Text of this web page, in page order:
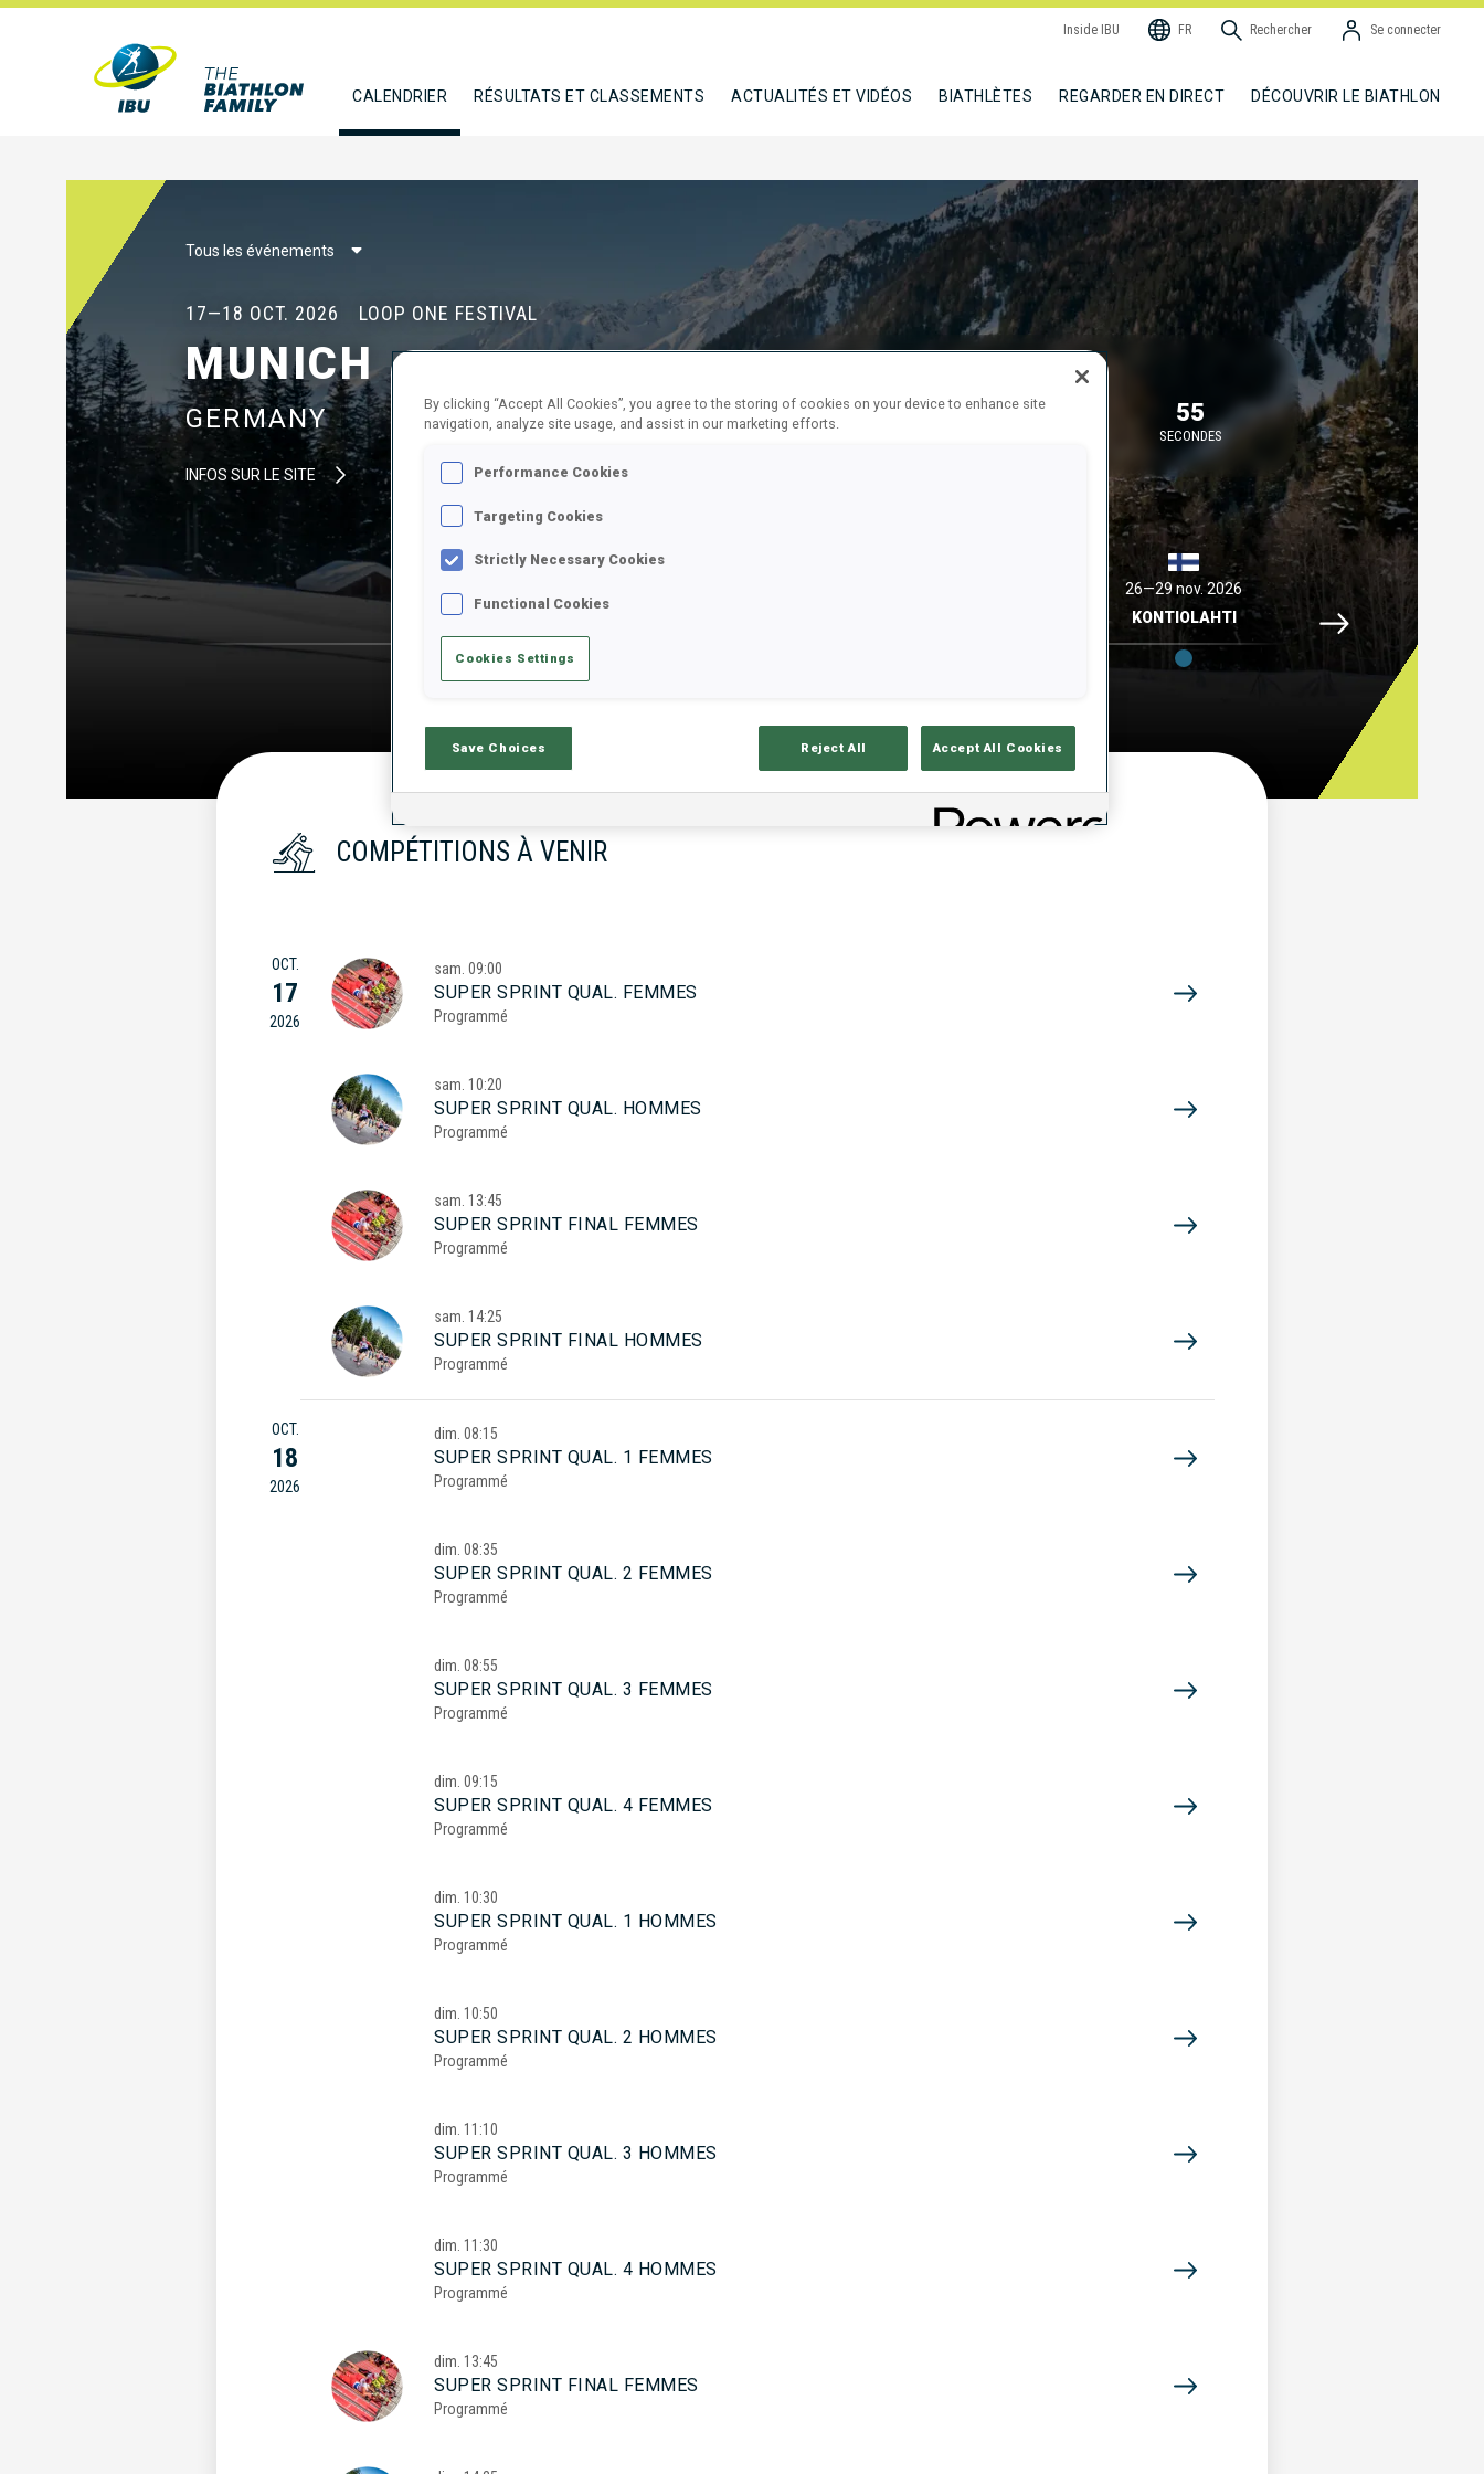
Inside IBU FR Rechercher Se connecter
CALENDRIER RÉSULTATS ET CLASSEMENTS ACTUALITÉS ET VIDÉOS BIATHLÈTES REGARDER EN DIRECT DÉCOUVRIR LE BIATHLON
Tous les événements
17—18 OCT. 2026 LOOP ONE FESTIVAL
MUNICH
GERMANY
INFOS SUR LE SITE
72 2 55
SECONDES
26—29 nov. 2026
KONTIOLAHTI
HOCHFILZEN
Idre Fjaell, 26—29
COMPÉTITIONS À VENIR
OCT.
17
2026
sam. 09:00
SUPER SPRINT QUAL. FEMMES
Programmé
sam. 10:20
SUPER SPRINT QUAL. HOMMES
Programmé
sam. 13:45
SUPER SPRINT FINAL FEMMES
Programmé
sam. 14:25
SUPER SPRINT FINAL HOMMES
Programmé
OCT.
18
2026
dim. 08:15
SUPER SPRINT QUAL. 1 FEMMES
Programmé
dim. 08:35
SUPER SPRINT QUAL. 2 FEMMES
Programmé
dim. 08:55
SUPER SPRINT QUAL. 3 FEMMES
Programmé
dim. 09:15
SUPER SPRINT QUAL. 4 FEMMES
Programmé
dim. 10:30
SUPER SPRINT QUAL. 1 HOMMES
Programmé
dim. 10:50
SUPER SPRINT QUAL. 2 HOMMES
Programmé
dim. 11:10
SUPER SPRINT QUAL. 3 HOMMES
Programmé
dim. 11:30
SUPER SPRINT QUAL. 4 HOMMES
Programmé
dim. 13:45
SUPER SPRINT FINAL FEMMES
Programmé
By clicking “Accept All Cookies”, you agree to the storing of cookies on your device to enhance site
navigation, analyze site usage, and assist in our marketing efforts.
Performance Cookies
Targeting Cookies
Strictly Necessary Cookies
Functional Cookies
Cookies Settings
Save Choices Reject All Accept All Cookies